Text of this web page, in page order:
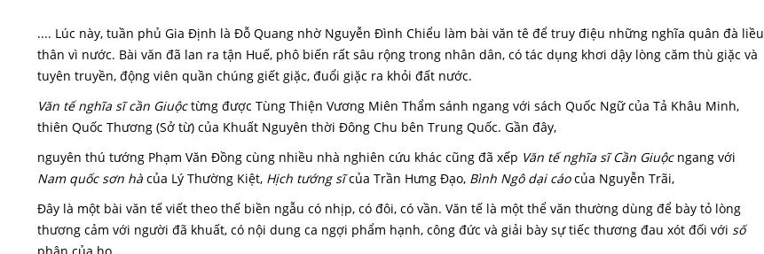
.... Lúc này, tuần phủ Gia Định là Đỗ Quang nhờ Nguyễn Đình Chiểu làm bài văn tê để truy điệu những nghĩa quân đà liều
thân vì nước. Bài văn đã lan ra tận Huế, phô biến rất sâu rộng trong nhân dân, có tác dụng khơi dậy lòng căm thù giặc và
tuyên truyền, động viên quần chúng giết giặc, đuổi giặc ra khỏi đất nước.
Văn tế nghĩa sĩ cần Giuộctừng được Tùng Thiện Vương Miên Thẩm sánh ngang với sách Quốc Ngữ của Tả Khâu Minh,
thiên Quốc Thương (Sở từ) của Khuất Nguyên thời Đông Chu bên Trung Quốc. Gần đây,
nguyên thú tướng Phạm Văn Đồng cùng nhiều nhà nghiên cứu khác cũng đã xếp Văn tế nghĩa sĩ Cần Giuộc ngang với
Nam quốc sơn hà của Lý Thường Kiệt, Hịch tướng sĩcủa Trần Hưng Đạo, Bình Ngô dại cáocủa Nguyễn Trãi,
Đây là một bài văn tế viết theo thế biền ngẫu có nhịp, có đôi, có vần. Văn tế là một thể văn thường dùng để bày tỏ lòng
thương cảm với người đã khuất, có nội dung ca ngợi phẩm hạnh, công đức và giải bày sự tiếc thương đau xót đối với số